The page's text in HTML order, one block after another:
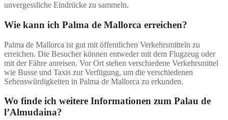
unvergessliche Eindrücke zu sammeln.
Wie kann ich Palma de Mallorca erreichen?
Palma de Mallorca ist gut mit öffentlichen Verkehrsmitteln zu
erreichen. Die Besucher können entweder mit dem Flugzeug oder
mit der Fähre anreisen. Vor Ort stehen verschiedene Verkehrsmittel
wie Busse und Taxis zur Verfügung, um die verschiedenen
Sehenswürdigkeiten in Palma de Mallorca zu erkunden.
Wo finde ich weitere Informationen zum Palau de
l’Almudaina?